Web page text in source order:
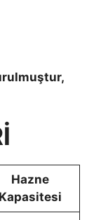
Hazne
Kapasitesi